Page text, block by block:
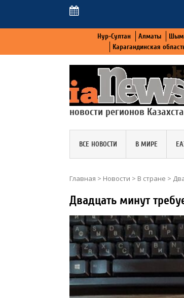
Нур-Султан Алматы
Карагандинская
новости регионов
ВСЕ НОВОСТИ В МИРЕ
Главная > Новости > В стране >
Двадцать минут